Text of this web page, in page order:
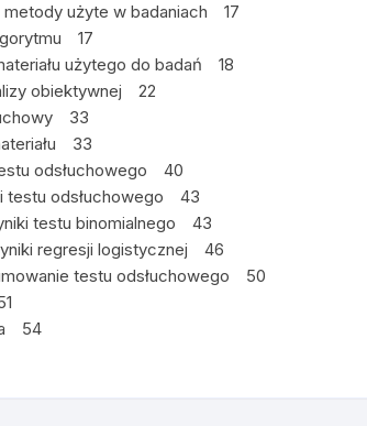
metody użyte w badaniach 17
17
użytego do badań 18
obiektywnej 22
33
33
odsłuchowego 40
testu odsłuchowego 43
testu binomialnego 43
regresji logistycznej 46
testu odsłuchowego 50
54